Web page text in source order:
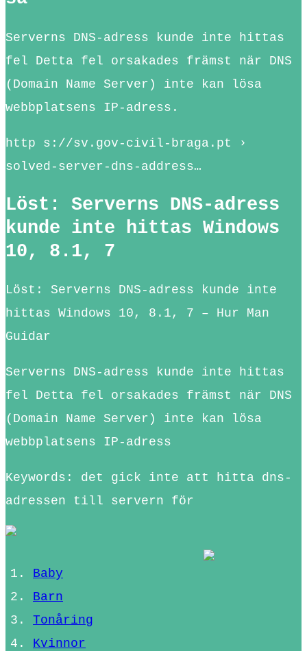
Serverns DNS-adress kunde inte hittas
fel Detta fel orsakades främst när DNS
(Domain Name Server) inte kan lösa
webbplatsens IP-adress.
http s://sv.gov-civil-braga.pt ›
solved-server-dns-address…
Löst: Serverns DNS-adress
kunde inte hittas Windows
10, 8.1, 7
Löst: Serverns DNS-adress kunde inte
hittas Windows 10, 8.1, 7 – Hur Man
Guidar
Serverns DNS-adress kunde inte hittas
fel Detta fel orsakades främst när DNS
(Domain Name Server) inte kan lösa
webbplatsens IP-adress
Keywords: det gick inte att hitta dns-
adressen till servern för
Baby
Barn
Tonåring
Kvinnor